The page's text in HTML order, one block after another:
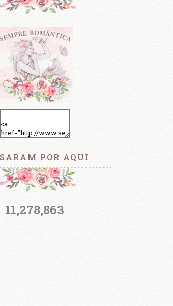
POR AQUI
11,278,863